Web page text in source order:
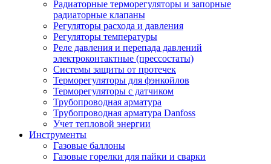
Радиаторные терморегуляторы и запорные
радиаторные клапаны
Регуляторы расхода и давления
Регуляторы температуры
Реле давления и перепада давлений
электроконтактные (прессостаты)
Системы защиты от протечек
Терморегуляторы для фэнкойлов
Терморегуляторы с датчиком
Трубопроводная арматура
Трубопроводная арматура Danfoss
Учет тепловой энергии
Инструменты
Газовые баллоны
Газовые горелки для пайки и сварки